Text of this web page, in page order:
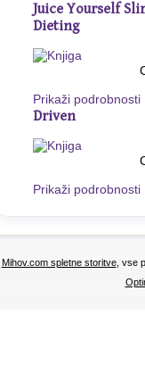
Juice Yourself
Dieting
Prikaži podrobnosti
Driven
Prikaži podrobnosti
Mihov.com spletne storitve, vse